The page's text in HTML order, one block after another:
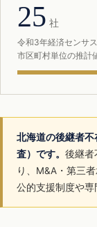
25 社
令和3年経済センサ
市区町村単位の推計
北海道の後継者
査）です。 後継者
り、M&A・第三
公的支援制度や専